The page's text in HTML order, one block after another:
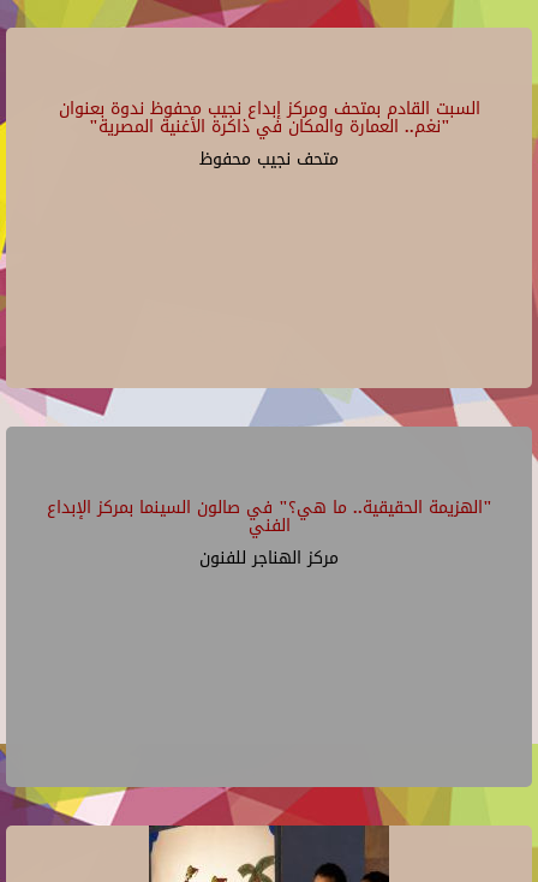
السبت القادم بمتحف ومركز إبداع نجيب محفوظ ندوة بعنوان
"نغم.. العمارة والمكان في ذاكرة الأغنية المصرية"
متحف نجيب محفوظ
"الهزيمة الحقيقية.. ما هي؟" في صالون السينما بمركز الإبداع
الفني
مركز الهناجر للفنون